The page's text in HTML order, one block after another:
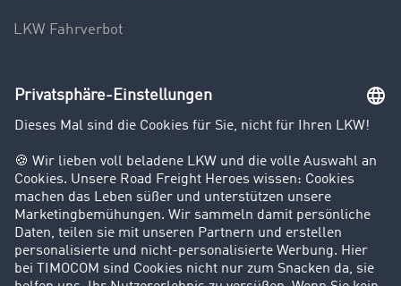
LKW Fahrverbot
Unternehmen
Kunden werben Kunden
Success Stories
Karriere
Support